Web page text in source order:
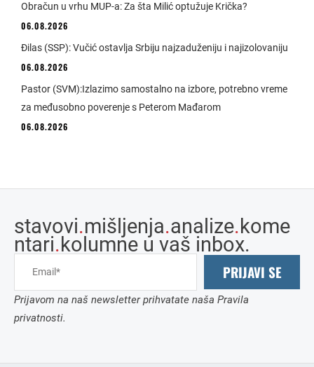
Obračun u vrhu MUP-a: Za šta Milić optužuje Krička?
06.08.2026
Đilas (SSP): Vučić ostavlja Srbiju najzaduženiju i najizolovaniju
06.08.2026
Pastor (SVM):Izlazimo samostalno na izbore, potrebno vreme
za međusobno poverenje s Peterom Mađarom
06.08.2026
stavovi.mišljenja.analize.kome
ntari.kolumne u vaš inbox.
PRIJAVI SE
Prijavom na naš newsletter prihvatate naša Pravila
privatnosti.